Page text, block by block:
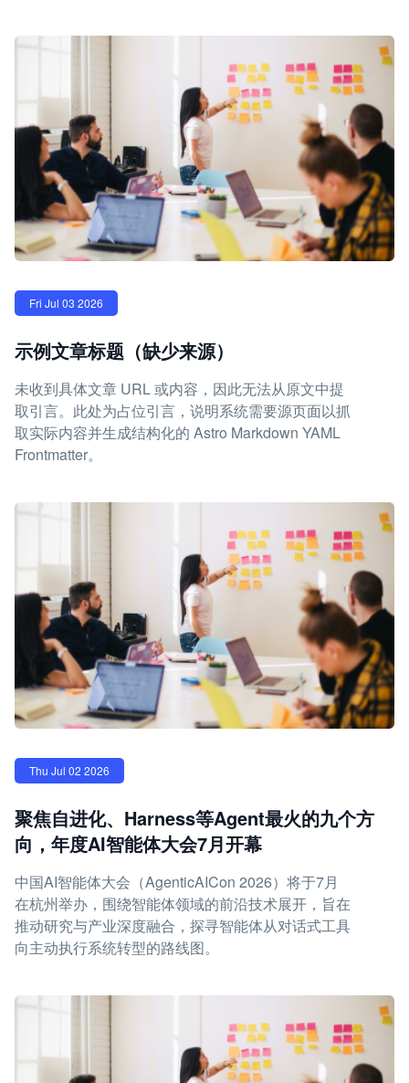
Fri Jul 03 2026
示例文章标题（缺少来源）
未收到具体文章 URL 或内容，因此无法从原文中提
取引言。此处为占位引言，说明系统需要源页面以抓
取实际内容并生成结构化的 Astro Markdown YAML
Frontmatter。
Thu Jul 02 2026
聚焦自进化、Harness等Agent最火的九个方
向，年度AI智能体大会7月开幕
中国AI智能体大会（AgenticAICon 2026）将于7月
在杭州举办，围绕智能体领域的前沿技术展开，旨在
推动研究与产业深度融合，探寻智能体从对话式工具
向主动执行系统转型的路线图。